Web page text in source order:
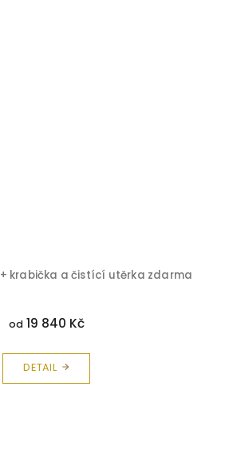
+ krabička a čistící utěrka zdarma
od19 840 Kč
DETAIL